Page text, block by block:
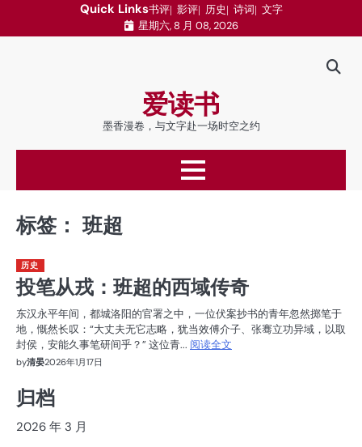
Quick Links书评 影评 历史 诗词 文字
星期六, 8 月 08, 2026
爱读书
墨香漫卷，与文字赴一场时空之约
标签： 班超
历史
投笔从戎：班超的西域传奇
东汉永平年间，都城洛阳的官署之中，一位伏案抄书的青年忽然掷笔于
地，慨然长叹：“大丈夫无它志略，犹当效傅介子、张骞立功异域，以取
封侯，安能久事笔研间乎？” 这位青... 阅读全文
by清晏2026年1月17日
归档
2026 年 3 月